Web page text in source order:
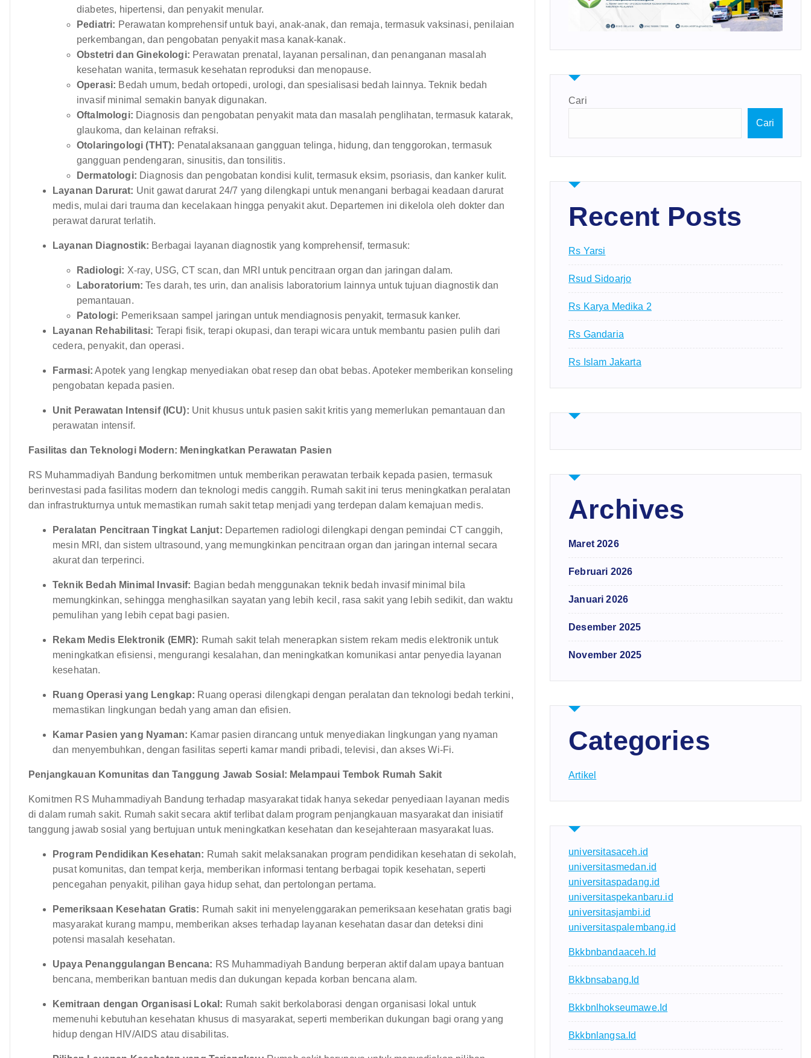
diabetes, hipertensi, dan penyakit menular.
Pediatri: Perawatan komprehensif untuk bayi, anak-anak, dan remaja, termasuk vaksinasi, penilaian
perkembangan, dan pengobatan penyakit masa kanak-kanak.
Obstetri dan Ginekologi: Perawatan prenatal, layanan persalinan, dan penanganan masalah
kesehatan wanita, termasuk kesehatan reproduksi dan menopause.
Operasi: Bedah umum, bedah ortopedi, urologi, dan spesialisasi bedah lainnya. Teknik bedah
invasif minimal semakin banyak digunakan.
Oftalmologi: Diagnosis dan pengobatan penyakit mata dan masalah penglihatan, termasuk katarak,
glaukoma, dan kelainan refraksi.
Otolaringologi (THT): Penatalaksanaan gangguan telinga, hidung, dan tenggorokan, termasuk
gangguan pendengaran, sinusitis, dan tonsilitis.
Dermatologi: Diagnosis dan pengobatan kondisi kulit, termasuk eksim, psoriasis, dan kanker kulit.
Layanan Darurat: Unit gawat darurat 24/7 yang dilengkapi untuk menangani berbagai keadaan darurat
medis, mulai dari trauma dan kecelakaan hingga penyakit akut. Departemen ini dikelola oleh dokter dan
perawat darurat terlatih.
Layanan Diagnostik: Berbagai layanan diagnostik yang komprehensif, termasuk:
Radiologi: X-ray, USG, CT scan, dan MRI untuk pencitraan organ dan jaringan dalam.
Laboratorium: Tes darah, tes urin, dan analisis laboratorium lainnya untuk tujuan diagnostik dan
pemantauan.
Patologi: Pemeriksaan sampel jaringan untuk mendiagnosis penyakit, termasuk kanker.
Layanan Rehabilitasi: Terapi fisik, terapi okupasi, dan terapi wicara untuk membantu pasien pulih dari
cedera, penyakit, dan operasi.
Farmasi: Apotek yang lengkap menyediakan obat resep dan obat bebas. Apoteker memberikan konseling
pengobatan kepada pasien.
Unit Perawatan Intensif (ICU): Unit khusus untuk pasien sakit kritis yang memerlukan pemantauan dan
perawatan intensif.
Fasilitas dan Teknologi Modern: Meningkatkan Perawatan Pasien
RS Muhammadiyah Bandung berkomitmen untuk memberikan perawatan terbaik kepada pasien, termasuk
berinvestasi pada fasilitas modern dan teknologi medis canggih. Rumah sakit ini terus meningkatkan peralatan
dan infrastrukturnya untuk memastikan rumah sakit tetap menjadi yang terdepan dalam kemajuan medis.
Peralatan Pencitraan Tingkat Lanjut: Departemen radiologi dilengkapi dengan pemindai CT canggih,
mesin MRI, dan sistem ultrasound, yang memungkinkan pencitraan organ dan jaringan internal secara
akurat dan terperinci.
Teknik Bedah Minimal Invasif: Bagian bedah menggunakan teknik bedah invasif minimal bila
memungkinkan, sehingga menghasilkan sayatan yang lebih kecil, rasa sakit yang lebih sedikit, dan waktu
pemulihan yang lebih cepat bagi pasien.
Rekam Medis Elektronik (EMR): Rumah sakit telah menerapkan sistem rekam medis elektronik untuk
meningkatkan efisiensi, mengurangi kesalahan, dan meningkatkan komunikasi antar penyedia layanan
kesehatan.
Ruang Operasi yang Lengkap: Ruang operasi dilengkapi dengan peralatan dan teknologi bedah terkini,
memastikan lingkungan bedah yang aman dan efisien.
Kamar Pasien yang Nyaman: Kamar pasien dirancang untuk menyediakan lingkungan yang nyaman
dan menyembuhkan, dengan fasilitas seperti kamar mandi pribadi, televisi, dan akses Wi-Fi.
Penjangkauan Komunitas dan Tanggung Jawab Sosial: Melampaui Tembok Rumah Sakit
Komitmen RS Muhammadiyah Bandung terhadap masyarakat tidak hanya sekedar penyediaan layanan medis
di dalam rumah sakit. Rumah sakit secara aktif terlibat dalam program penjangkauan masyarakat dan inisiatif
tanggung jawab sosial yang bertujuan untuk meningkatkan kesehatan dan kesejahteraan masyarakat luas.
Program Pendidikan Kesehatan: Rumah sakit melaksanakan program pendidikan kesehatan di sekolah,
pusat komunitas, dan tempat kerja, memberikan informasi tentang berbagai topik kesehatan, seperti
pencegahan penyakit, pilihan gaya hidup sehat, dan pertolongan pertama.
Pemeriksaan Kesehatan Gratis: Rumah sakit ini menyelenggarakan pemeriksaan kesehatan gratis bagi
masyarakat kurang mampu, memberikan akses terhadap layanan kesehatan dasar dan deteksi dini
potensi masalah kesehatan.
Upaya Penanggulangan Bencana: RS Muhammadiyah Bandung berperan aktif dalam upaya bantuan
bencana, memberikan bantuan medis dan dukungan kepada korban bencana alam.
Kemitraan dengan Organisasi Lokal: Rumah sakit berkolaborasi dengan organisasi lokal untuk
memenuhi kebutuhan kesehatan khusus di masyarakat, seperti memberikan dukungan bagi orang yang
hidup dengan HIV/AIDS atau disabilitas.
Cari
Cari
Recent Posts
Rs Yarsi
Rsud Sidoarjo
Rs Karya Medika 2
Rs Gandaria
Rs Islam Jakarta
Archives
Maret 2026
Februari 2026
Januari 2026
Desember 2025
November 2025
Categories
Artikel
universitasaceh.id
universitasmedan.id
universitaspadang.id
universitaspekanbaru.id
universitasjambi.id
universitaspalembang.id
Bkkbnbandaaceh.id
Bkkbnsabang.id
Bkkbnlhokseumawe.id
Bkkbnlangsa.id